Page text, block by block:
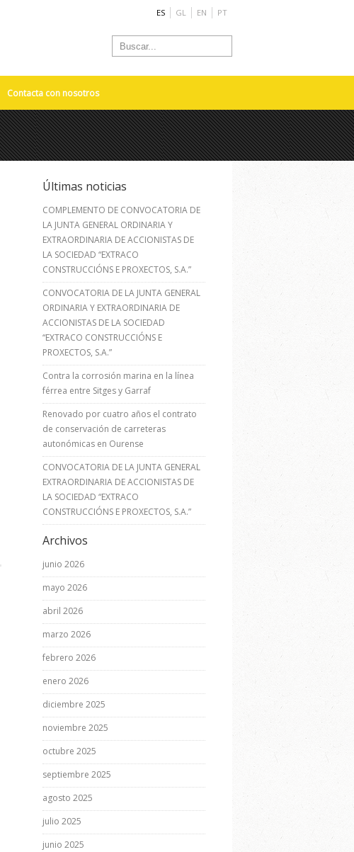
ES GL EN PT
Contacta con nosotros
Últimas noticias
COMPLEMENTO DE CONVOCATORIA DE
LA JUNTA GENERAL ORDINARIA Y
EXTRAORDINARIA DE ACCIONISTAS DE
LA SOCIEDAD “EXTRACO
CONSTRUCCIÓNS E PROXECTOS, S.A.”
CONVOCATORIA DE LA JUNTA GENERAL
ORDINARIA Y EXTRAORDINARIA DE
ACCIONISTAS DE LA SOCIEDAD
“EXTRACO CONSTRUCCIÓNS E
PROXECTOS, S.A.”
Contra la corrosión marina en la línea
férrea entre Sitges y Garraf
Renovado por cuatro años el contrato
de conservación de carreteras
autonómicas en Ourense
CONVOCATORIA DE LA JUNTA GENERAL
EXTRAORDINARIA DE ACCIONISTAS DE
LA SOCIEDAD “EXTRACO
CONSTRUCCIÓNS E PROXECTOS, S.A.”
Archivos
junio 2026
mayo 2026
abril 2026
marzo 2026
febrero 2026
enero 2026
diciembre 2025
noviembre 2025
octubre 2025
septiembre 2025
agosto 2025
julio 2025
junio 2025